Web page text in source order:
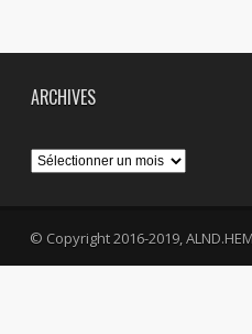
ARCHIVES
Archives
© Copyright 2016-2019,